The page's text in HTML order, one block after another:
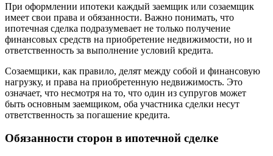
При оформлении ипотеки каждый заемщик или созаемщик
имеет свои права и обязанности. Важно понимать, что
ипотечная сделка подразумевает не только получение
финансовых средств на приобретение недвижимости, но и
ответственность за выполнение условий кредита.
Созаемщики, как правило, делят между собой и финансовую
нагрузку, и права на приобретенную недвижимость. Это
означает, что несмотря на то, что один из супругов может
быть основным заемщиком, оба участника сделки несут
ответственность за погашение кредита.
Обязанности сторон в ипотечной сделке